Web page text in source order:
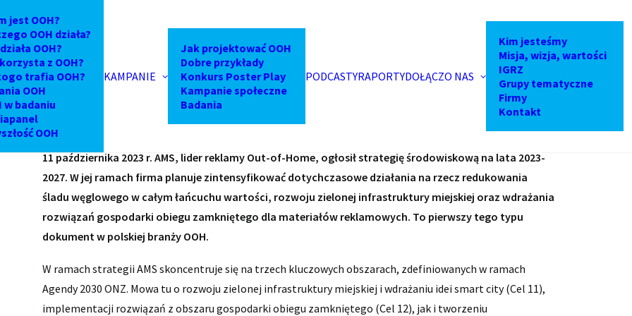
jest OOH?
OOH działa?
OOH?
z OOH?
trafia OOH?
OOH
w badaniu
OOH
KAMPANIE
Jak projektować OOH
Dobre przykłady
Konkurs Poster Play
Kampanie społeczne
Badania
PODCASTYRAPORTYDOŁĄCZO NAS
Kim jesteśmy
Misja, wizja, wartości
IGRZ
Grupy tematyczne
Firmy
Kontakt
strategię środowiskową w polskiej branży OOH
11 października 2023 r. AMS, lider reklamy Out-of-Home, ogłosił strategię środowiskową na lata 2023-
2027. W jej ramach firma planuje zintensyfikować dotychczasowe działania na rzecz redukowania
śladu węglowego w całym łańcuchu wartości, rozwoju zielonej infrastruktury miejskiej oraz wdrażania
rozwiązań gospodarki obiegu zamkniętego dla materiałów reklamowych. To pierwszy tego typu
dokument w polskiej branży OOH.
W ramach strategii AMS skoncentruje się na trzech kluczowych obszarach, zdefiniowanych w ramach
Agendy 2030 ONZ. Mowa tu o rozwoju zielonej infrastruktury miejskiej i wdrażaniu idei smart city (Cel 11),
implementacji rozwiązań z obszaru gospodarki obiegu zamkniętego (Cel 12), jak i tworzeniu